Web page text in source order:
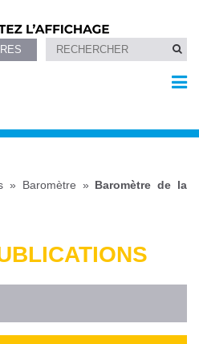
» Baromètre » Baromètre de la